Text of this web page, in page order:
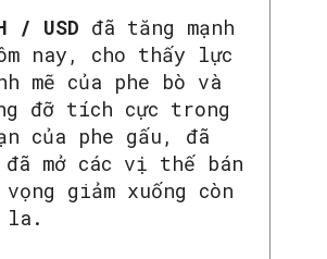
/ USD đã tăng mạnh
nay, cho thấy lực
mẽ của phe bò và
đỡ tích cực trong
của phe gấu, đã
mở các vị thế bán
giảm xuống còn
la.